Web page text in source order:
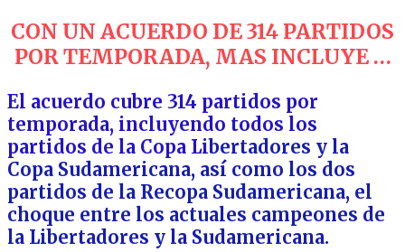
CON UN ACUERDO DE 314 PARTIDOS
POR TEMPORADA, MAS INCLUYE …
El acuerdo cubre 314 partidos por
temporada, incluyendo todos los
partidos de la Copa Libertadores y la
Copa Sudamericana, así como los dos
partidos de la Recopa Sudamericana, el
choque entre los actuales campeones de
la Libertadores y la Sudamericana.